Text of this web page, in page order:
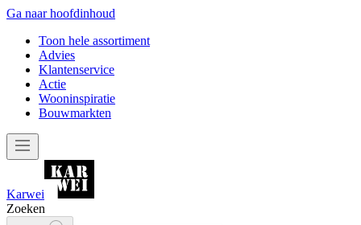
Ga naar hoofdinhoud
Toon hele assortiment
Advies
Klantenservice
Actie
Wooninspiratie
Bouwmarkten
Karwei
Zoeken